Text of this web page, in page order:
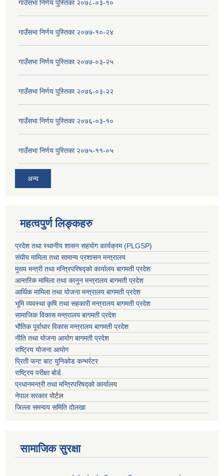
गाउँसभा निर्णय पुस्तिका २०७८-०३-१०
गाउँसभा निर्णय पुस्तिका २०७७-१०-२४
गाउँसभा निर्णय पुस्तिका २०७७-०३-२५
गाउँसभा निर्णय पुस्तिका २०७६-०३-२२
गाउँसभा निर्णय पुस्तिका २०७६-०३-१०
गाउँसभा निर्णय पुस्तिका २०७५-११-०५
अन्य
महत्वपुर्ण लिङ्कहरु
प्रदेश तथा स्थानीय शासन सहयाेग कार्यक्रम (PLGSP)
संघीय मामिला तथा सामान्य प्रशासन मन्त्रालय
मुख्य मन्त्री तथा मन्त्रिपरिषद्को कार्यालय बागमती प्रदेश
आन्तरिक मामिला तथा कानून मन्त्रालय बागमती प्रदेश
आर्थिक मामिला तथा योजना मन्त्रालय बागमती प्रदेश
भूमि व्यवस्था कृषि तथा सहकारी मन्त्रालय बागमती प्रदेश
सामाजिक विकास मन्त्रालय बागमती प्रदेश
भौतिक पूर्वाधार विकास मन्त्रालय बागमती प्रदेश
नीति तथा योजना आयोग बागमती प्रदेश
राष्ट्रिय योजना आयोग
प्रिती फन्ट बाट युनिकोड कन्भर्रटर
राष्ट्रिय परीक्षा बोर्ड
प्रधानमन्त्री तथा मन्त्रिपरिषद्को कार्यालय
नेपाल सरकारपोर्टल
जिल्ला समन्वय समिति दोलखा
सामाजिक सुरक्षा